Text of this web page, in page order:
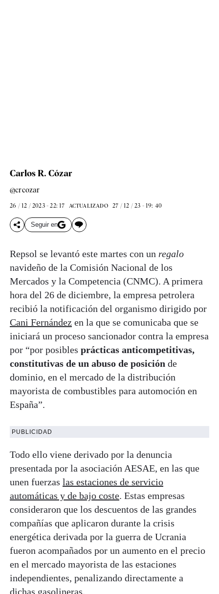
Carlos R. Cózar
@crcozar
26 / 12 / 2023 - 22: 17 ACTUALIZADO 27 / 12 / 23 - 19: 40
Seguir en
Repsol se levantó este martes con un regalo
navideño de la Comisión Nacional de los
Mercados y la Competencia (CNMC). A primera
hora del 26 de diciembre, la empresa petrolera
recibió la notificación del organismo dirigido por
Cani Fernández en la que se comunicaba que se
iniciará un proceso sancionador contra la empresa
por “por posibles prácticas anticompetitivas,
constitutivas de un abuso de posición de
dominio, en el mercado de la distribución
mayorista de combustibles para automoción en
España”.
PUBLICIDAD
Todo ello viene derivado por la denuncia
presentada por la asociación AESAE, en las que
unen fuerzas las estaciones de servicio
automáticas y de bajo coste. Estas empresas
consideraron que los descuentos de las grandes
compañías que aplicaron durante la crisis
energética derivada por la guerra de Ucrania
fueron acompañados por un aumento en el precio
en el mercado mayorista de las estaciones
independientes, penalizando directamente a
dichas gasolineras.